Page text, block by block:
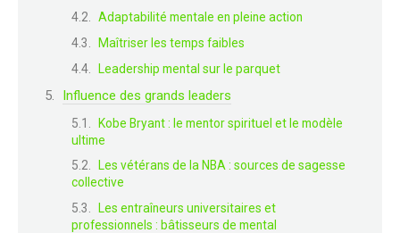
Adaptabilité mentale en pleine action
Maîtriser les temps faibles
Leadership mental sur le parquet
Influence des grands leaders
Kobe Bryant : le mentor spirituel et le modèle
ultime
Les vétérans de la NBA : sources de sagesse
collective
Les entraîneurs universitaires et
professionnels : bâtisseurs de mental